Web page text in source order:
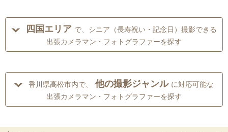
四国エリア で、シニア（長寿祝い・記念日）撮影できる
出張カメラマン・フォトグラファーを探す
香川県高松市内で、 他の撮影ジャンル に対応可能な
出張カメラマン・フォトグラファーを探す